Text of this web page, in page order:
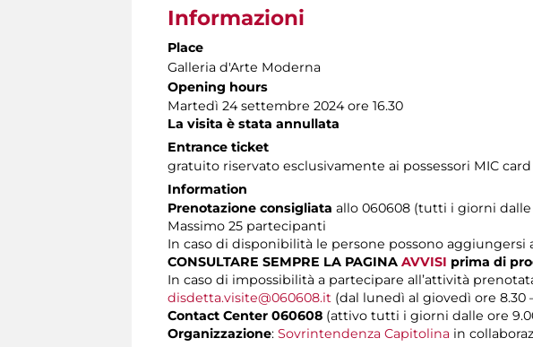
Informazioni
Place
Galleria d'Arte Moderna
Opening hours
Martedì 24 settembre 2024 ore 16.30
La visita è stata annullata
Entrance ticket
gratuito riservato esclusivamente ai possessori MIC card
Information
Prenotazione consigliata allo 060608 (tutti i giorni dalle
Massimo 25 partecipanti
In caso di disponibilità le persone possono aggiungersi
CONSULTARE SEMPRE LA PAGINA AVVISI prima di
In caso di impossibilità a partecipare all’attività
disdetta.visite@060608.it (dal lunedì al giovedì ore 8.30
Contact Center 060608 (attivo tutti i giorni dalle ore
Organizzazione: Sovrintendenza Capitolina in